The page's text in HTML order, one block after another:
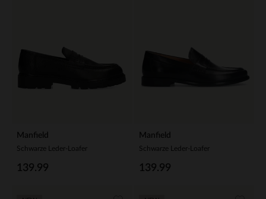
Manfield
Schwarze Leder-Loafer
139.99
Manfield
Schwarze Leder-Loafer
139.99